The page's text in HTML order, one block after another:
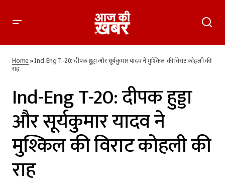
कोहली की राह
Home»Ind-Eng T-20: दीपक हुड्डा और सूर्यकुमार यादव ने मुश्किल की विराट कोहली की
राह
Ind-Eng T-20: दीपक हुड्डा
और सूर्यकुमार यादव ने
मुश्किल की विराट कोहली की
राह